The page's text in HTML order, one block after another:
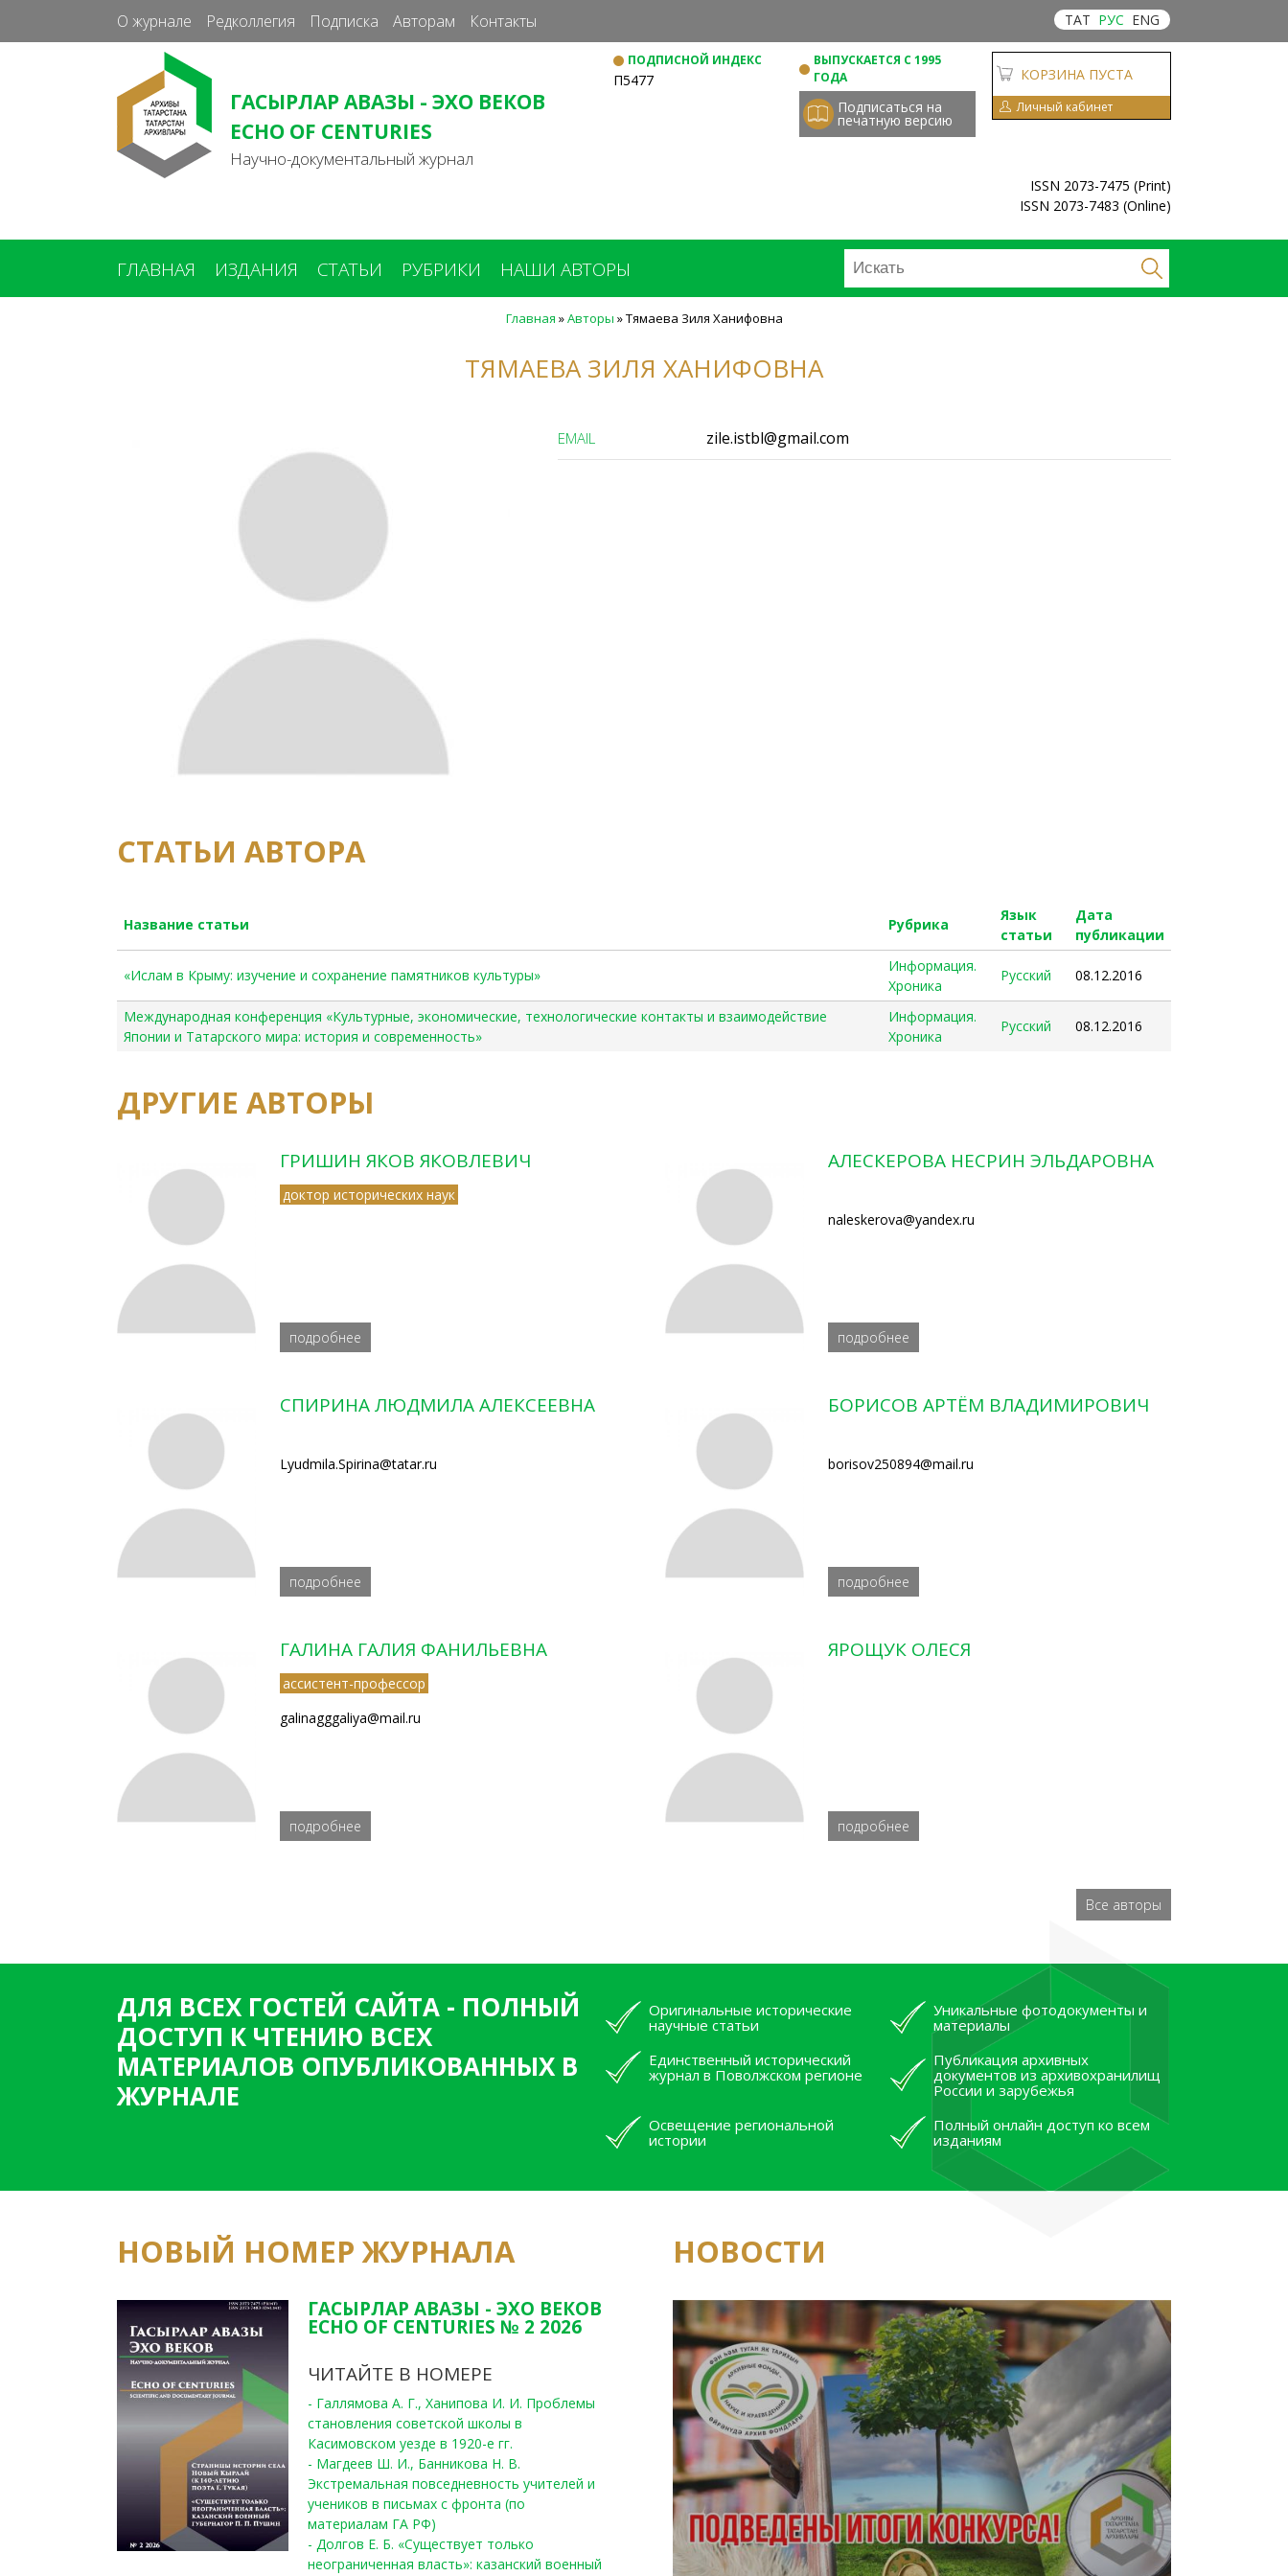
к
основному
О журнале Редколлегия Подписка Авторам Контакты ТАТ РУС ENG
ГАСЫРЛАР АВАЗЫ - ЭХО ВЕКОВ
ECHO OF CENTURIES
Научно-документальный журнал
ПОДПИСНОЙ ИНДЕКС
П5477
ВЫПУСКАЕТСЯ С 1995
ГОДА
Подписаться на
печатную версию
КОРЗИНА ПУСТА
Личный кабинет
ISSN 2073-7475 (Print)
ISSN 2073-7483 (Online)
ГЛАВНАЯ ИЗДАНИЯ СТАТЬИ РУБРИКИ НАШИ АВТОРЫ
Главная »Авторы »Тямаева Зиля Ханифовна
ТЯМАЕВА ЗИЛЯ ХАНИФОВНА
ЕMAIL zile.istbl@gmail.com
СТАТЬИ АВТОРА
Название статьи Рубрика
Язык
статьи
Дата
публикации
«Ислам в Крыму: изучение и сохранение памятников культуры»
Информация.
Хроника
Русский 08.12.2016
Международная конференция «Культурные, экономические, технологические контакты и взаимодействие
Японии и Татарского мира: история и современность»
Информация.
Хроника
Русский 08.12.2016
ДРУГИЕ АВТОРЫ
ГРИШИН ЯКОВ ЯКОВЛЕВИЧ
доктор исторических наук
подробнее
АЛЕСКЕРОВА НЕСРИН ЭЛЬДАРОВНА
naleskerova@yandex.ru
подробнее
СПИРИНА ЛЮДМИЛА АЛЕКСЕЕВНА
Lyudmila.Spirina@tatar.ru
подробнее
БОРИСОВ АРТЁМ ВЛАДИМИРОВИЧ
borisov250894@mail.ru
подробнее
ГАЛИНА ГАЛИЯ ФАНИЛЬЕВНА
ассистент-профессор
galinagggaliya@mail.ru
подробнее
ЯРОЩУК ОЛЕСЯ
подробнее
Все авторы
ДЛЯ ВСЕХ ГОСТЕЙ САЙТА - ПОЛНЫЙ
ДОСТУП К ЧТЕНИЮ ВСЕХ
МАТЕРИАЛОВ ОПУБЛИКОВАННЫХ В
ЖУРНАЛЕ
Оригинальные исторические
научные статьи
Уникальные фотодокументы и
материалы
Единственный исторический
журнал в Поволжском регионе
Публикация архивных
документов из архивохранилищ
России и зарубежья
Освещение региональной
истории
Полный онлайн доступ ко всем
изданиям
НОВЫЙ НОМЕР ЖУРНАЛА
ГАСЫРЛАР АВАЗЫ - ЭХО ВЕКОВ
ECHO OF CENTURIES № 2 2026
ЧИТАЙТЕ В НОМЕРЕ
- Галлямова А. Г., Ханипова И. И. Проблемы
становления советской школы в
Касимовском уезде в 1920-е гг.
- Магдеев Ш. И., Банникова Н. В.
Экстремальная повседневность учителей и
учеников в письмах с фронта (по
материалам ГА РФ)
- Долгов Е. Б. «Существует только
неограниченная власть»: казанский военный
НОВОСТИ
Юным исследователям рассказали об архивных